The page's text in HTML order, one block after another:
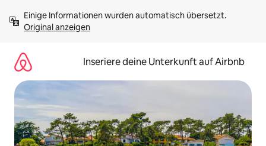
Inhalten
springenOriginal anzeigen
Inseriere deine Unterkunft auf Airbnb